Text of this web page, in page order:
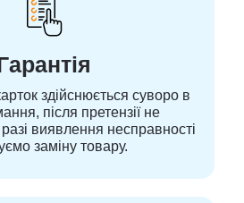
здійснюється суворо в
після претензії не
виявлення несправності
заміну товару.